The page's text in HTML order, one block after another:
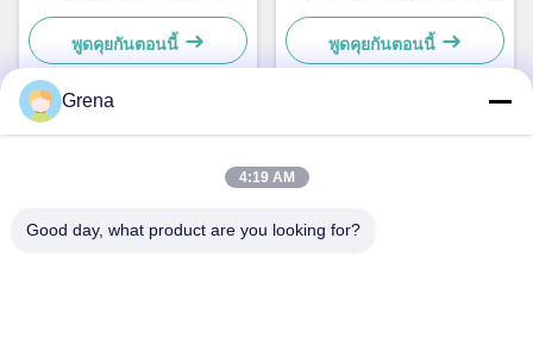
อัตโนมัติและหน้าต่างนำทาง
อัตโนมัติ
พูดคุยกันตอนนี้
ด้วย 130mm * 130mm พื้นที่ที่
มีประสิทธิภาพเพื่อหาความ
บกพร่องทางอิเล็กทรอนิกส์
พูดคุยกันตอนนี้
ที่อยู่
Grena
4:19 AM
Good day, what product are you looking for?